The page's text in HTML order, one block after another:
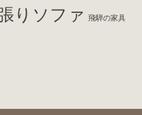
りソファ 飛騨の家具